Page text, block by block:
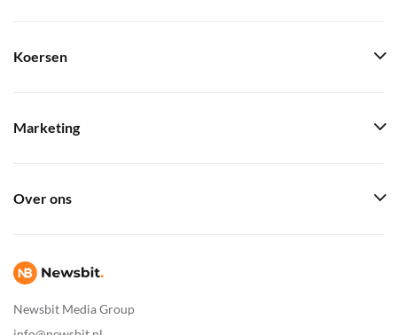
Newsbit Media Group
Koersen
Marketing
Over ons